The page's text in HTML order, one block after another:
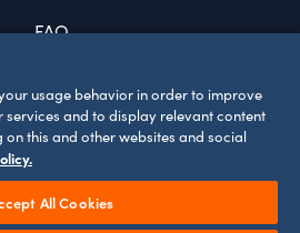
FAQ
settings
usage behavior in order to improve
services and to display relevant content
this and other websites and social
All Cookies